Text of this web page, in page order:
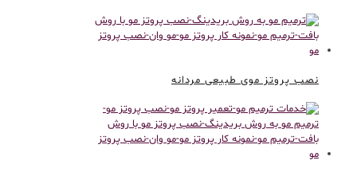
نصب پروتز موی طبیعی مردانه